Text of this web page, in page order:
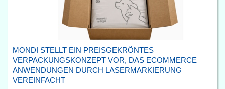
MONDI STELLT EIN PREISGEKRÖNTES
VERPACKUNGSKONZEPT VOR, DAS ECOMMERCE
ANWENDUNGEN DURCH LASERMARKIERUNG
VEREINFACHT